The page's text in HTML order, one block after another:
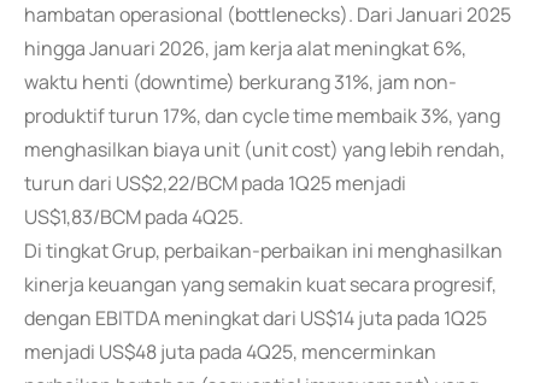
hambatan operasional (bottlenecks). Dari Januari 2025
hingga Januari 2026, jam kerja alat meningkat 6%,
waktu henti (downtime) berkurang 31%, jam non-
produktif turun 17%, dan cycle time membaik 3%, yang
menghasilkan biaya unit (unit cost) yang lebih rendah,
turun dari US$2,22/BCM pada 1Q25 menjadi
US$1,83/BCM pada 4Q25.
Di tingkat Grup, perbaikan-perbaikan ini menghasilkan
kinerja keuangan yang semakin kuat secara progresif,
dengan EBITDA meningkat dari US$14 juta pada 1Q25
menjadi US$48 juta pada 4Q25, mencerminkan